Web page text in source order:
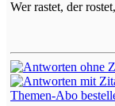
Wer rastet, der
Themen-Abo